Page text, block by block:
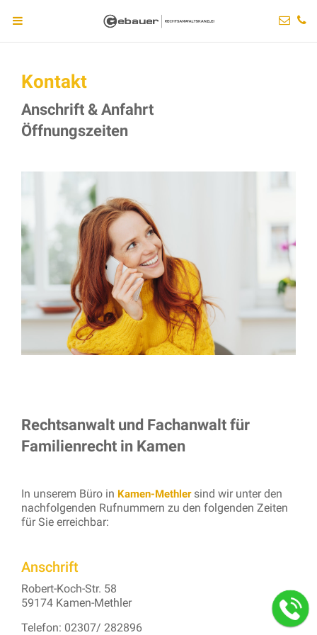
Kontakt
Anschrift & Anfahrt
Öffnungszeiten
Rechtsanwalt und Fachanwalt für
Familienrecht in Kamen
In unserem Büro in Kamen-Methlersind wir unter den
nachfolgenden Rufnummern zu den folgenden Zeiten
für Sie erreichbar:
Anschrift
Robert-Koch-Str. 58
59174 Kamen-Methler
Telefon: 02307/ 282896